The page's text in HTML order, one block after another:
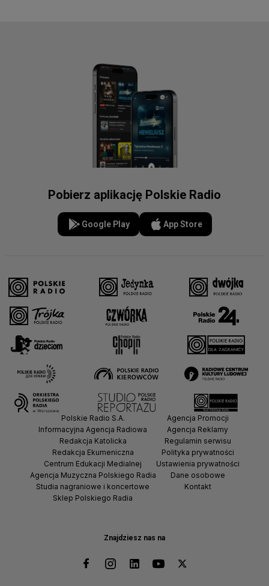
Pobierz aplikację Polskie Radio
Google Play App Store
Znajdziesz nas na
Polskie Radio S.A.
Informacyjna Agencja Radiowa
Redakcja Katolicka
Redakcja Ekumeniczna
Centrum Edukacji Medialnej
Agencja Muzyczna Polskiego Radia
Studia nagraniowe i koncertowe
Sklep Polskiego Radia
Agencja Promocji
Agencja Reklamy
Regulamin serwisu
Polityka prywatności
Ustawienia prywatności
Dane osobowe
Kontakt